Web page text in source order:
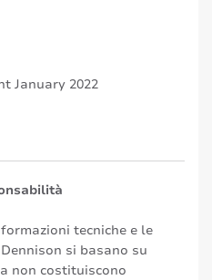
January 2022
tecniche e le
si basano su
non costituiscono